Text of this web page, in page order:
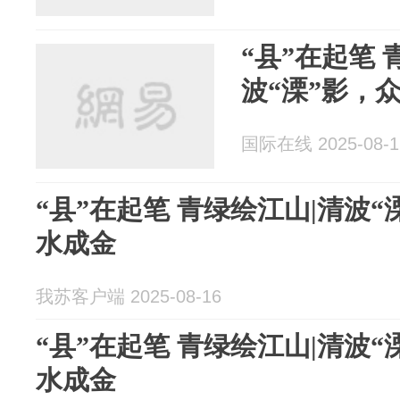
“县”在起笔
波“溧”影，
国际在线 2025-08-
“县”在起笔 青绿绘江山|清波“
水成金
我苏客户端 2025-08-16
“县”在起笔 青绿绘江山|清波“
水成金